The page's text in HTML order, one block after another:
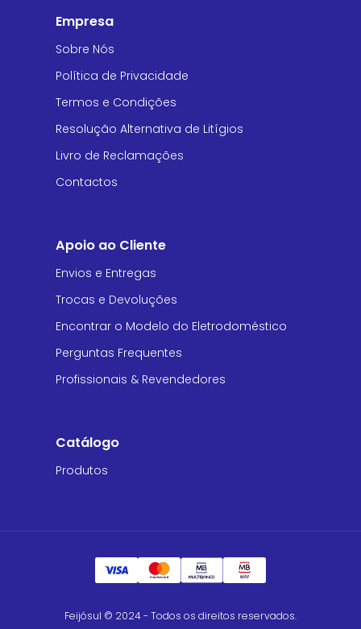
Empresa
Sobre Nós
Política de Privacidade
Termos e Condições
Resolução Alternativa de Litígios
Livro de Reclamações
Contactos
Apoio ao Cliente
Envios e Entregas
Trocas e Devoluções
Encontrar o Modelo do Eletrodoméstico
Perguntas Frequentes
Profissionais & Revendedores
Catálogo
Produtos
Feijósul © 2024 - Todos os direitos reservados.